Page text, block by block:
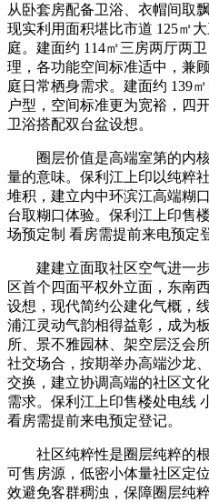
从卧套房配备卫浴、衣帽间取
现实利用面积堪比市道 125㎡
庭。建面约 114㎡三房两厅两
理，各功能空间标准适中，兼
庭日常栖身需求。建面约 139
户型，空间标准更为宽裕，四
卫浴搭配双台盆设想。
圈层价值是高端室第的内核
量的意味。保利江上印以纯粹
堆积，建立内中环滨江高端糊
台取糊口体验。保利江上印售
场预定制 看房需提前来电预定
建建立面取社区空气进一步
区首个四面平权外立面，东南
设想，现代简约公建化气概，
浦江灵动气韵相得益彰，成为
所、景不雅园林、架空层泛会
社交场合，按期举办高端沙龙
交换，建立协调高端的社区文
需求。保利江上印售楼处电线
看房需提前来电预定登记。
社区纯粹性是圈层纯粹的根
可售房源，低密小体量社区定
效避免客群稠浊，保障圈层纯